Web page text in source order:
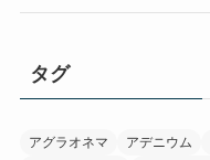
タグ
アグラオネマ アデニウム